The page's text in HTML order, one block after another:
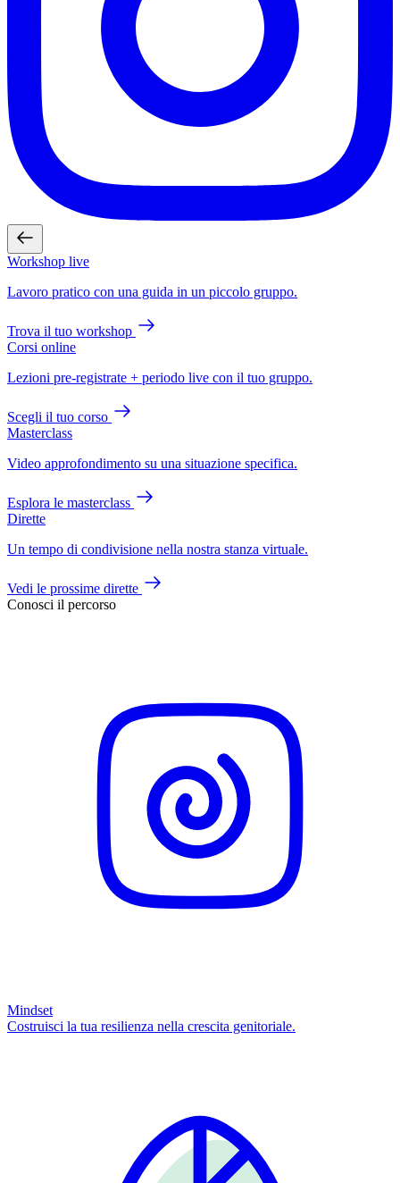
Workshop live
Lavoro pratico con una guida in un piccolo gruppo.
Trova il tuo workshop
Corsi online
Lezioni pre-registrate + periodo live con il tuo gruppo.
Scegli il tuo corso
Masterclass
Video approfondimento su una situazione specifica.
Esplora le masterclass
Dirette
Un tempo di condivisione nella nostra stanza virtuale.
Vedi le prossime dirette
Conosci il percorso
Mindset
Costruisci la tua resilienza nella crescita genitoriale.